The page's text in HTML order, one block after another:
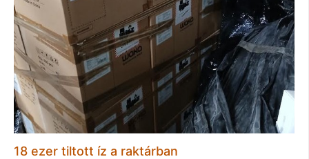
18 ezer tiltott íz a raktárban